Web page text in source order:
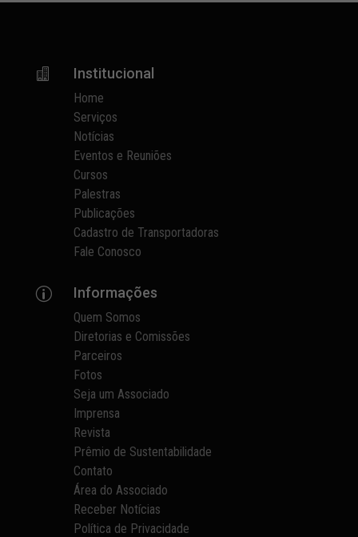
 Institucional
Home
Serviços
Notícias
Eventos e Reuniões
Cursos
Palestras
Publicações
Cadastro de Transportadoras
Fale Conosco
p Informações
Quem Somos
Diretorias e Comissões
Parceiros
Fotos
Seja um Associado
Imprensa
Revista
Prêmio de Sustentabilidade
Contato
Área do Associado
Receber Notícias
Política de Privacidade